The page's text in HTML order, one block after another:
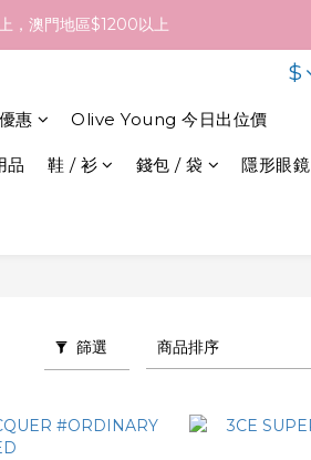
牌最終發貨日子及出貨速度而定。
，澳門地區$1200以上
$
惠 Olive Young 今日出位價
品 鞋 / 衫 錢包 / 袋 隱形眼鏡
篩選 商品排序